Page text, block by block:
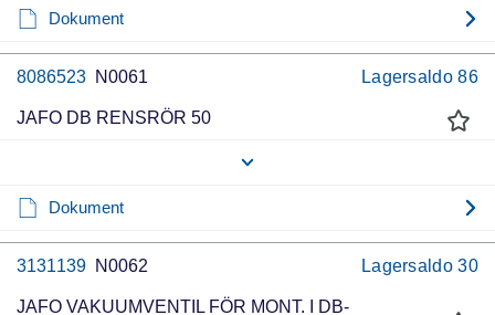
Dokument
8086523 N0061 Lagersaldo 86
JAFO DB RENSRÖR 50
Dokument
3131139 N0062 Lagersaldo 30
JAFO VAKUUMVENTIL FÖR MONT. I DB-